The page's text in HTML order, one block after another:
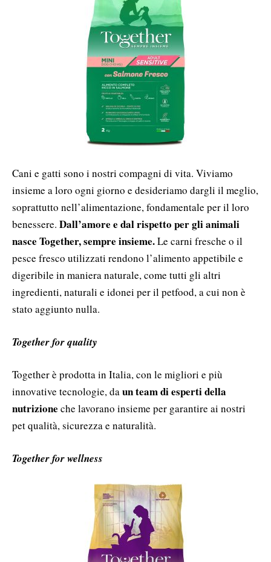
Cani e gatti sono i nostri compagni di vita. Viviamo
insieme a loro ogni giorno e desideriamo dargli il meglio,
soprattutto nell’alimentazione, fondamentale per il loro
benessere. Dall’amore e dal rispetto per gli animali
nasce Together, sempre insieme.Le carni fresche o il
pesce fresco utilizzati rendono l’alimento appetibile e
digeribile in maniera naturale, come tutti gli altri
ingredienti, naturali e idonei per il petfood, a cui non è
stato aggiunto nulla.
Together for quality
Together è prodotta in Italia, con le migliori e più
innovative tecnologie, daun team di esperti della
nutrizione che lavorano insieme per garantire ai nostri
pet qualità, sicurezza e naturalità.
Together for wellness